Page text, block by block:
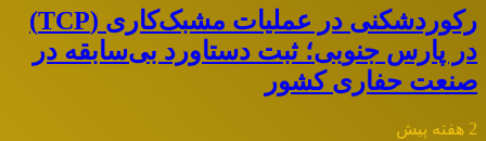
رکوردشکنی در عملیات مشبک‌کاری (TCP)
در پارس جنوبی؛ ثبت دستاورد بی‌سابقه در
صنعت حفاری کشور
2 هفته پیش